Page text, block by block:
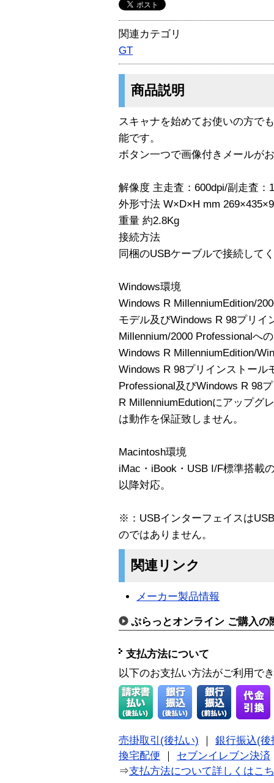
関連カテゴリ
GT
商品説明
スキャナを始めてお使いの方で
能です。
ボタン一つで画像付きメールが
解像度 主走査：600dpi/副走査：
外形寸法 W×D×H mm
重量 約2.8Kg
接続方法
同梱のUSBケーブルで接続して
Windows環境
Windows R MillenniumEdition/
モデル及びWindows R 98プリイ
Millennium/2000 Professionalへ
Windows R MillenniumEdition/
Windows R 98プリインストール
Professional及びWindows R 98
R MillenniumEdutionにアップグ
は動作を保証致しません。
Macintosh環境
iMac・iBook・USB I/F標準搭載
以降対応。
※：USBインターフェイスは
のではありません。
関連リンク
メーカー製品情報
ぷらっとオンライン ご購入の
支払方法について
以下のお支払い方法がご利用で
売掛取引(後払い)
銀行振込(後
換宅配便
セブンイレブン決済
⇒支払方法について詳しくはこ